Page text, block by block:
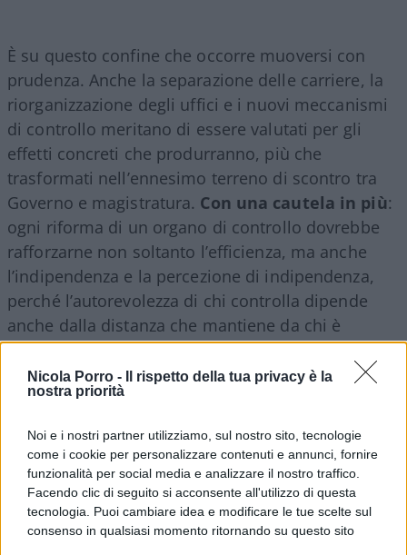
Nicola Porro -
Il rispetto della tua privacy è la
nostra priorità
Noi e i nostri partner utilizziamo, sul nostro sito, tecnologie
come i cookie per personalizzare contenuti e annunci, fornire
funzionalità per social media e analizzare il nostro traffico.
Facendo clic di seguito si acconsente all'utilizzo di questa
tecnologia. Puoi cambiare idea e modificare le tue scelte sul
consenso in qualsiasi momento ritornando su questo sito
È su questo confine che occorre muoversi con
prudenza. Anche la separazione delle carriere, la
riorganizzazione degli uffici e i nuovi meccanismi
di controllo meritano di essere valutati per gli
effetti concreti che produrranno, più che
trasformati nell’ennesimo terreno di scontro tra
Governo e magistratura. Con una cautela in più:
ogni riforma di un organo di controllo dovrebbe
rafforzarne non soltanto l’efficienza, ma anche
l’indipendenza e la percezione di indipendenza,
perché l’autorevolezza di chi controlla dipende
anche dalla distanza che mantiene da chi è
chiamato a controllare.
Sarebbe infatti un errore raccontare questa
riforma come una partita con due squadre
Palazzo Chigi da una parte e la Corte dei conti
dall’altra. La questione riguarda qualcosa di assai
meno spettacolare, ma molto più importante:
come rendere lo Stato capace di decidere e,